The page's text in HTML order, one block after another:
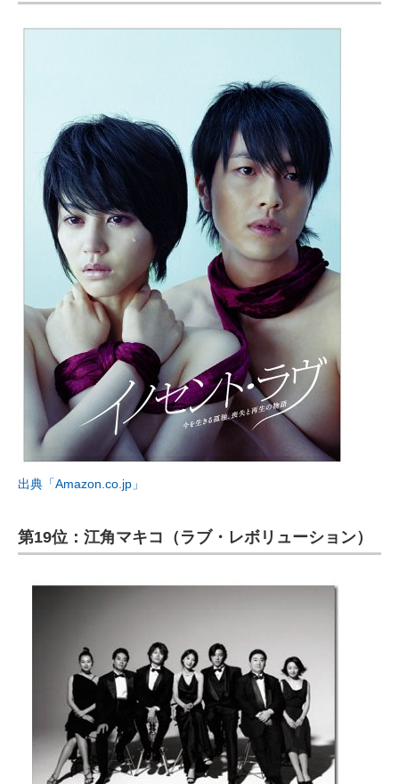
出典「Amazon.co.jp」
第19位：江角マキコ（ラブ・レボリューション）